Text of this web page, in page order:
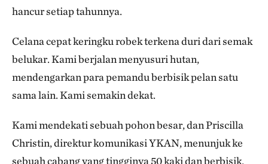
hancur setiap tahunnya.
Celana cepat keringku robek terkena duri dari semak
belukar. Kami berjalan menyusuri hutan,
mendengarkan para pemandu berbisik pelan satu
sama lain. Kami semakin dekat.
Kami mendekati sebuah pohon besar, dan Priscilla
Christin, direktur komunikasi YKAN, menunjuk ke
sebuah cabang yang tingginya 50 kaki dan berbisik,